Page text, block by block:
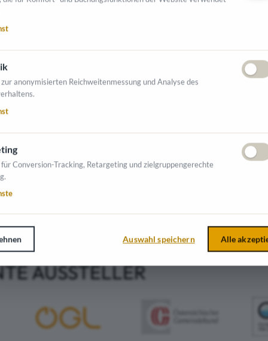
Schulbau,
Erweiterung regionaler Fördermittel
Plätze oder Feuerwehren
Personal-, Besoldungs- und
und Beratung für Gemeinden &
bei Gebührenbremse,
(z. B. für Wasserversorgung,
Branchen tätig:
AUSSTELLER
anonymisierten Reichweitenmessung und Analyse des
Conversion-Tracking, Retargeting und zielgruppengerechte
Auswahl speichern Alle